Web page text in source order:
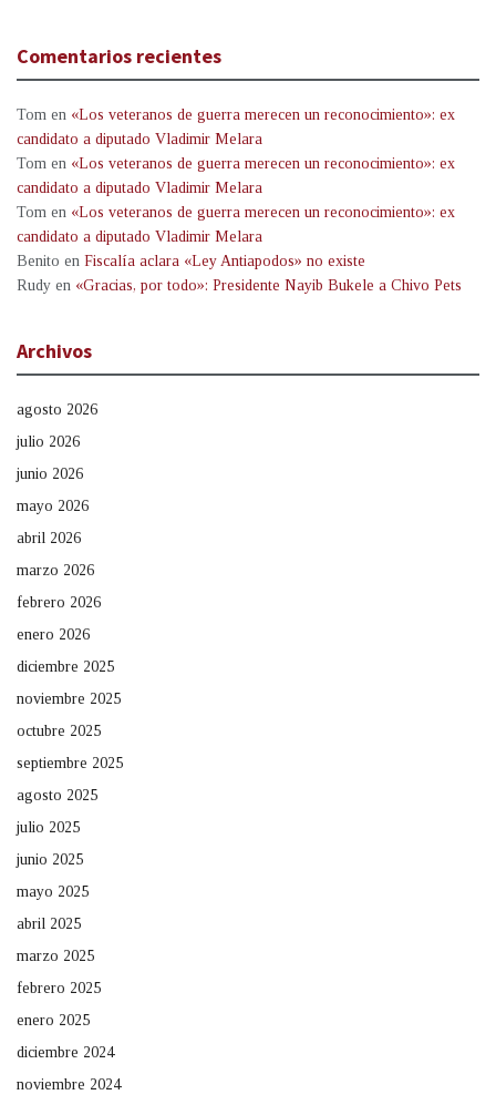
Comentarios recientes
Tom en «Los veteranos de guerra merecen un reconocimiento»: ex
candidato a diputado Vladimir Melara
Tom en «Los veteranos de guerra merecen un reconocimiento»: ex
candidato a diputado Vladimir Melara
Tom en «Los veteranos de guerra merecen un reconocimiento»: ex
candidato a diputado Vladimir Melara
Benito en Fiscalía aclara «Ley Antiapodos» no existe
Rudy en «Gracias, por todo»: Presidente Nayib Bukele a Chivo Pets
Archivos
agosto 2026
julio 2026
junio 2026
mayo 2026
abril 2026
marzo 2026
febrero 2026
enero 2026
diciembre 2025
noviembre 2025
octubre 2025
septiembre 2025
agosto 2025
julio 2025
junio 2025
mayo 2025
abril 2025
marzo 2025
febrero 2025
enero 2025
diciembre 2024
noviembre 2024